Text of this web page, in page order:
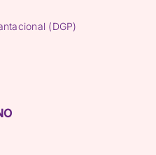
(DGP)